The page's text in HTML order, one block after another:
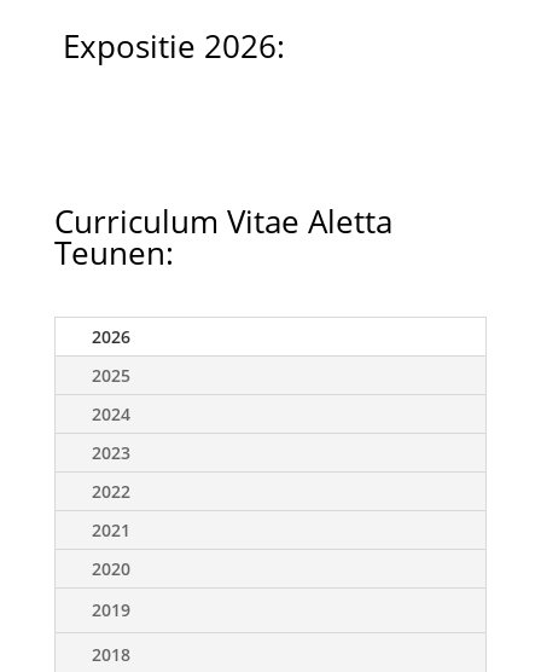
Expositie 2026:
Curriculum Vitae Aletta
Teunen:
2026
2025
2024
2023
2022
2021
2020
2019
2018